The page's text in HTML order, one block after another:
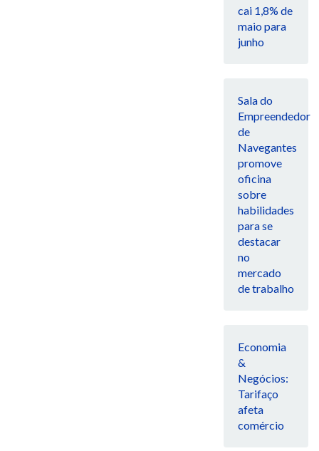
cai 1,8% de
maio para
junho
Sala do
Empreendedor
de
Navegantes
promove
oficina
sobre
habilidades
para se
destacar
no
mercado
de trabalho
Economia
&
Negócios:
Tarifaço
afeta
comércio